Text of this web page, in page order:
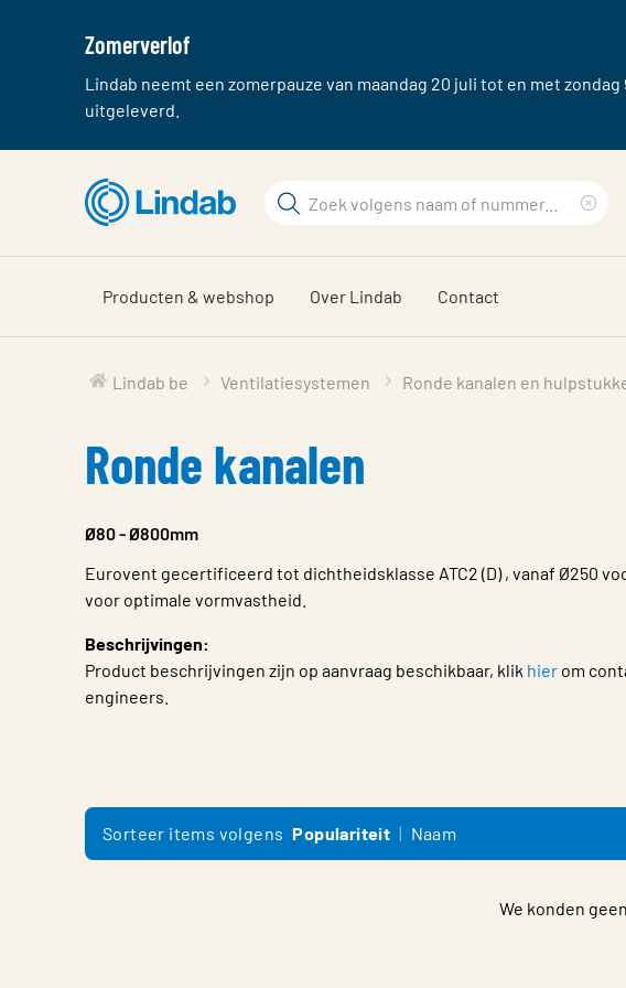
Zomerverlof
Lindab neemt een zomerpauze van maandag 20 juli tot en met
uitgeleverd.
hoofdinhoud
Zoek
Producten & webshop Over Lindab Contact
Lindab be Ventilatiesystemen Ronde kanalen en
Ronde kanalen
Ø80 - Ø800mm
Eurovent gecertificeerd tot dichtheidsklasse ATC2 (D) , vanaf Ø250
voor optimale vormvastheid.
Beschrijvingen:
Product beschrijvingen zijn op aanvraag beschikbaar, klik hier om
engineers.
Sorteer items volgens Populariteit Naam
We konden